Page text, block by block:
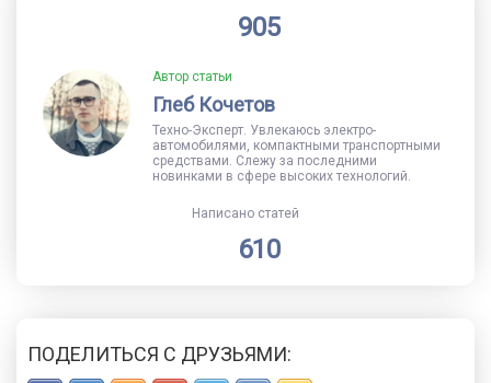
905
Автор статьи
Глеб Кочетов
Техно-Эксперт. Увлекаюсь электро-
автомобилями, компактными транспортными
средствами. Слежу за последними
новинками в сфере высоких технологий.
Написано статей
610
ПОДЕЛИТЬСЯ С ДРУЗЬЯМИ: